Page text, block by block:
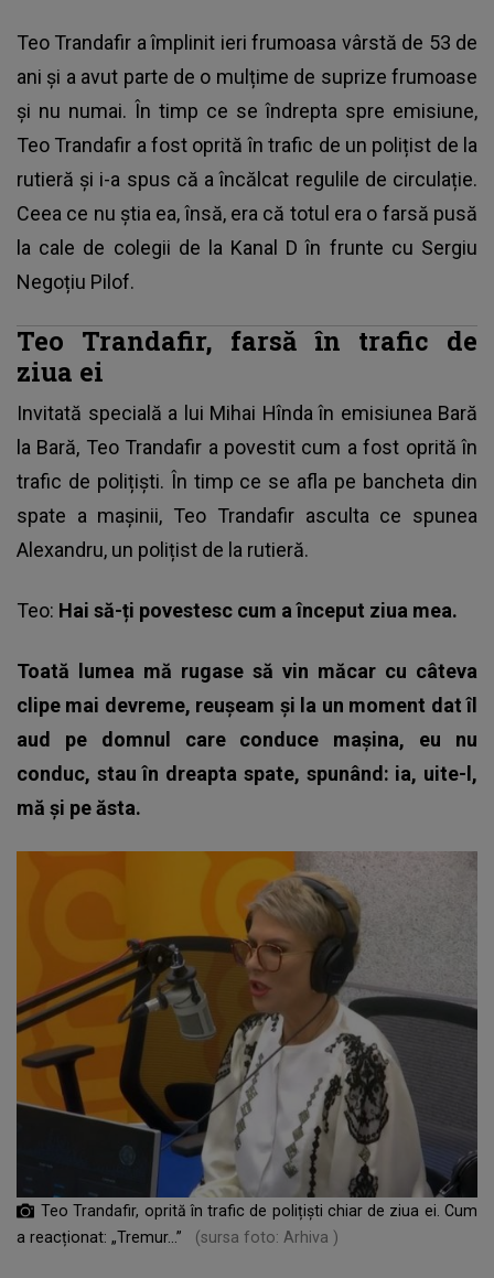
Teo Trandafir a împlinit ieri frumoasa vârstă de 53 de
ani și a avut parte de o mulțime de suprize frumoase
și nu numai. În timp ce se îndrepta spre emisiune,
Teo Trandafir a fost oprită în trafic de un polițist de la
rutieră și i-a spus că a încălcat regulile de circulație.
Ceea ce nu știa ea, însă, era că totul era o farsă pusă
la cale de colegii de la Kanal D în frunte cu Sergiu
Negoțiu Pilof.
Teo Trandafir, farsă în trafic de
ziua ei
Invitată specială a lui Mihai Hînda în emisiunea Bară
la Bară, Teo Trandafir a povestit cum a fost oprită în
trafic de polițiști. În timp ce se afla pe bancheta din
spate a mașinii, Teo Trandafir asculta ce spunea
Alexandru, un polițist de la rutieră.
Teo: Hai să-ți povestesc cum a început ziua mea.
Toată lumea mă rugase să vin măcar cu câteva
clipe mai devreme, reușeam și la un moment dat îl
aud pe domnul care conduce mașina, eu nu
conduc, stau în dreapta spate, spunând: ia, uite-l,
mă și pe ăsta.
Teo Trandafir, oprită în trafic de polițiști chiar de ziua ei. Cum
a reacționat: „Tremur...”
(sursa foto: Arhiva )